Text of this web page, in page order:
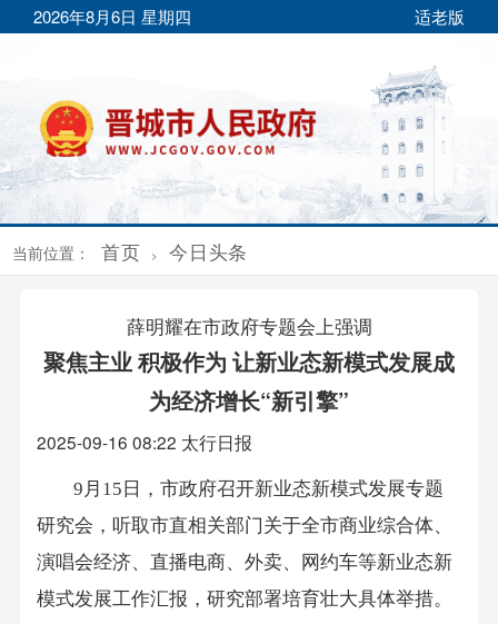
2026年8月6日 星期四 适老版
当前位置： 首页 > 今日头条
薛明耀在市政府专题会上强调
聚焦主业 积极作为 让新业态新模式发展成
为经济增长“新引擎”
2025-09-16 08:22 太行日报
9月15日，市政府召开新业态新模式发展专题
研究会，听取市直相关部门关于全市商业综合体、
演唱会经济、直播电商、外卖、网约车等新业态新
模式发展工作汇报，研究部署培育壮大具体举措。